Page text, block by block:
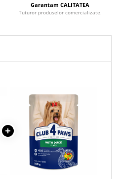
Garantam CALITATEA
Tuturor produselor comercializate.